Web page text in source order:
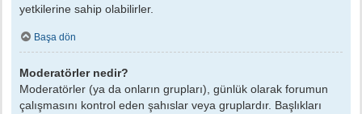
yetkilerine sahip olabilirler.
Başa dön
Moderatörler nedir?
Moderatörler (ya da onların grupları), günlük olarak forumun
çalışmasını kontrol eden şahıslar veya gruplardır. Başlıkları